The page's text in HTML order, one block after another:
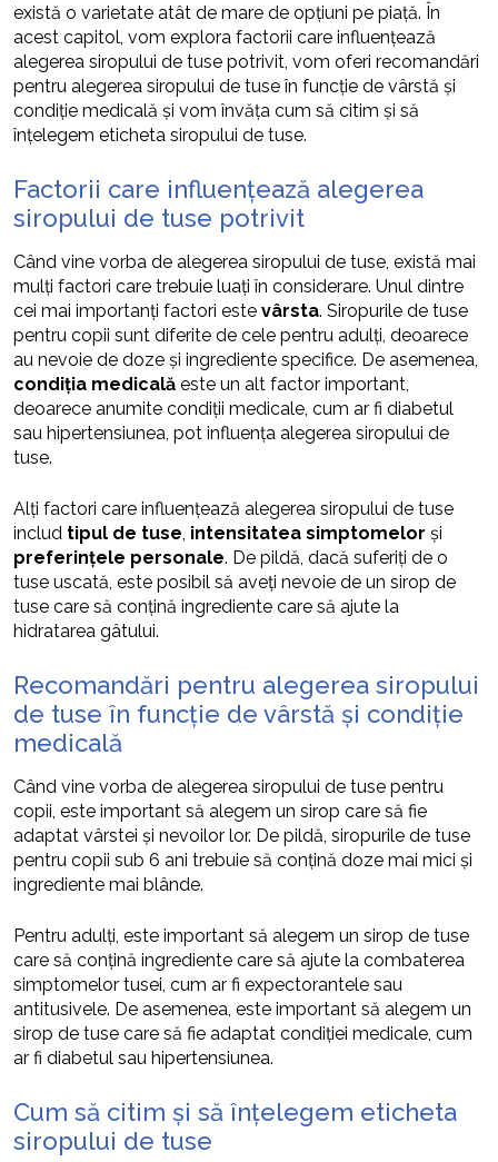
există o varietate atât de mare de opțiuni pe piață. În
acest capitol, vom explora factorii care influențează
alegerea siropului de tuse potrivit, vom oferi recomandări
pentru alegerea siropului de tuse în funcție de vârstă și
condiție medicală și vom învăța cum să citim și să
înțelegem eticheta siropului de tuse.
Factorii care influențează alegerea
siropului de tuse potrivit
Când vine vorba de alegerea siropului de tuse, există mai
mulți factori care trebuie luați în considerare. Unul dintre
cei mai importanți factori este vârsta. Siropurile de tuse
pentru copii sunt diferite de cele pentru adulți, deoarece
au nevoie de doze și ingrediente specifice. De asemenea,
condiția medicală este un alt factor important,
deoarece anumite condiții medicale, cum ar fi diabetul
sau hipertensiunea, pot influența alegerea siropului de
tuse.
Alți factori care influențează alegerea siropului de tuse
includ tipul de tuse intensitatea simptomelor și
preferințele personale. De pildă, dacă suferiți de o
tuse uscată, este posibil să aveți nevoie de un sirop de
tuse care să conțină ingrediente care să ajute la
hidratarea gâtului.
Recomandări pentru alegerea siropului
de tuse în funcție de vârstă și condiție
medicală
Când vine vorba de alegerea siropului de tuse pentru
copii, este important să alegem un sirop care să fie
adaptat vârstei și nevoilor lor. De pildă, siropurile de tuse
pentru copii sub 6 ani trebuie să conțină doze mai mici și
ingrediente mai blânde.
Pentru adulți, este important să alegem un sirop de tuse
care să conțină ingrediente care să ajute la combaterea
simptomelor tusei, cum ar fi expectorantele sau
antitusivele. De asemenea, este important să alegem un
sirop de tuse care să fie adaptat condiției medicale, cum
ar fi diabetul sau hipertensiunea.
Cum să citim și să înțelegem eticheta
siropului de tuse